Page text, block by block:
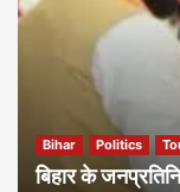
Bihar Politics
बिहार के